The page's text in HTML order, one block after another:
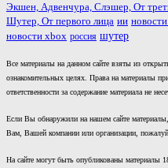
Экшен, Адвенчура, Слэшер, От
Шутер, От первого лица ии
новости xbox россия шутер
Все материалы на данном сайте взяты из
ознакомительных целях. Права на материалы
ответственности за содержание материала не
Если Вы обнаружили на нашем сайте
Вам, Вашей компании или организации,
На сайте могут быть опубликованы материалы